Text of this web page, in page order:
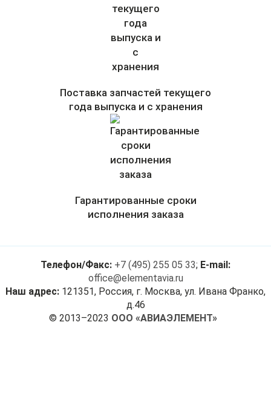
Поставка запчастей текущего
года выпуска и с хранения
Гарантированные сроки
исполнения заказа
Телефон/Факс: +7 (495) 255 05 33; E-mail:
office@elementavia.ru
Наш адрес: 121351, Россия, г. Москва, ул. Ивана Франко,
д.46
© 2013–2023 ООО «АВИАЭЛЕМЕНТ»